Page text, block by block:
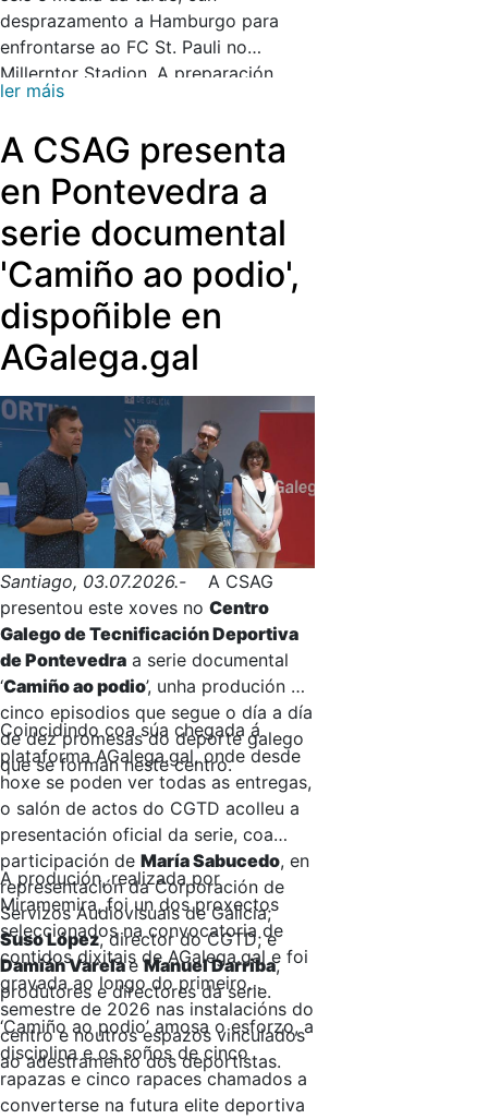
Madrid.
desprazamento a Hamburgo para
enfrontarse ao FC St. Pauli no
Millerntor Stadion. A preparación
continuará en Italia con dous
agosto, ás oito da tarde, ante a
Fiorentina no Stadio Artemio Franchi,
e o sábado 8 de agosto, con horario
pendente de confirmación, fronte ao
Genoa no Stadio Luigi Ferraris.
ler máis
A CSAG presenta
en Pontevedra a
serie documental
'Camiño ao podio',
dispoñible en
AGalega.gal
Santiago, 03.07.2026.- A CSAG
presentou este xoves no Centro
Galego de Tecnificación Deportiva
de Pontevedra a serie documental
‘Camiño ao podio’, unha produción de
cinco episodios que segue o día a día
de dez promesas do deporte galego
que se forman neste centro.
Coincidindo coa súa chegada á
plataforma AGalega.gal, onde desde
hoxe se poden ver todas as entregas,
o salón de actos do CGTD acolleu a
presentación oficial da serie, coa
participación de María Sabucedo, en
representación da Corporación de
Servizos Audiovisuais de Galicia;
Suso López, director do CGTD; e
Damián VarelaeManuel Darriba,
produtores e directores da serie.
A produción, realizada por
Miramemira, foi un dos proxectos
seleccionados na convocatoria de
contidos dixitais de AGalega.gal e foi
gravada ao longo do primeiro
semestre de 2026 nas instalacións do
centro e noutros espazos vinculados
ao adestramento dos deportistas.
‘Camiño ao podio’ amosa o esforzo, a
disciplina e os soños de cinco
rapazas e cinco rapaces chamados a
converterse na futura elite deportiva